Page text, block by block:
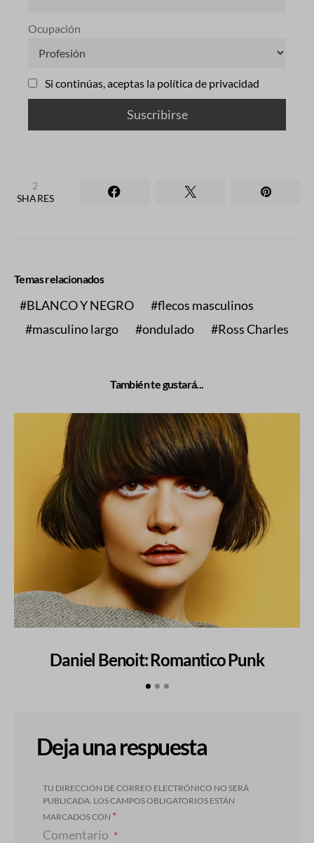
Ocupación
Si continúas, aceptas la política de privacidad
2
SHARES
Temas relacionados
BLANCO Y NEGRO
flecos masculinos
masculino largo
ondulado Ross Charles
También te gustará...
Daniel Benoit: Romantico Punk
Deja una respuesta
TU DIRECCIÓN DE CORREO ELECTRÓNICO NO SERÁ
PUBLICADA. LOS CAMPOS OBLIGATORIOS ESTÁN
MARCADOS CON *
Comentario